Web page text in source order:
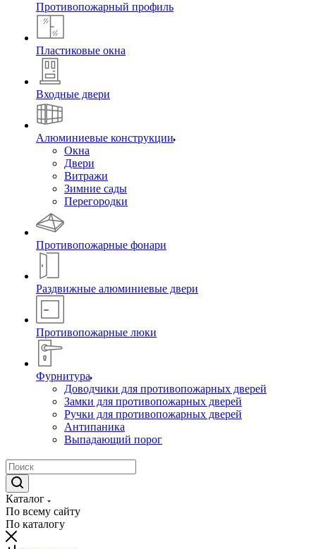
Противопожарный профиль
Пластиковые окна
Входные двери
Алюминиевые конструкции
Окна
Двери
Витражи
Зимние сады
Перегородки
Противопожарные фонари
Раздвижные алюминиевые двери
Противопожарные люки
Фурнитура
Доводчики для противопожарных дверей
Замки для противопожарных дверей
Ручки для противопожарных дверей
Антипаника
Выпадающий порог
Каталог
По всему сайту
По каталогу